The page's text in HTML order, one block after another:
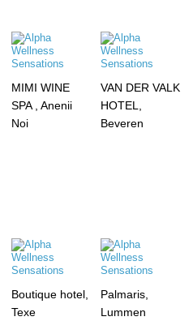
MIMI WINE
SPA , Anenii
Noi
VAN DER VALK
HOTEL,
Beveren
Boutique hotel,
Texe
Palmaris,
Lummen